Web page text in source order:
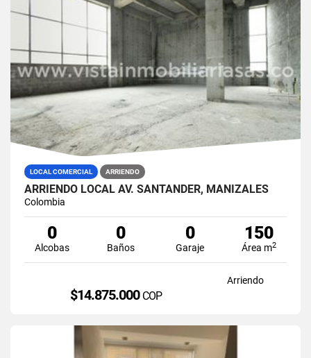
LOCAL COMERCIAL ARRIENDO
ARRIENDO LOCAL AV. SANTANDER, MANIZALES
Colombia
0
Alcobas
0
Baños
0
Garaje
150
Área m2
Arriendo
$14.875.000 COP